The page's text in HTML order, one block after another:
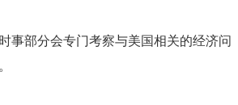
事部分会专门考察与美国相关的经济问